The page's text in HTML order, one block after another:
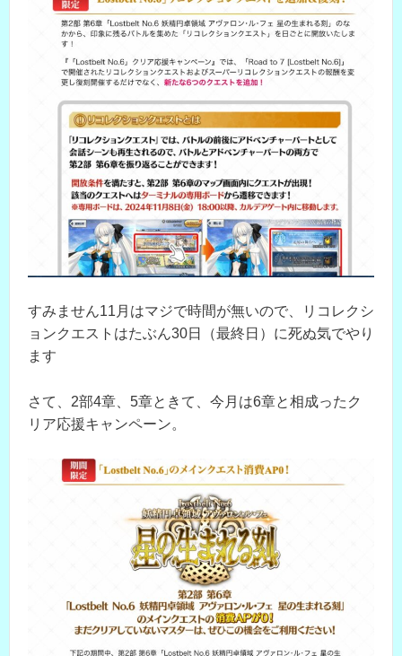
すみません11月はマジで時間が無いので、リコレクシ
ョンクエストはたぶん30日（最終日）に死ぬ気でやり
ます
さて、2部4章、5章ときて、今月は6章と相成ったク
リア応援キャンペーン。